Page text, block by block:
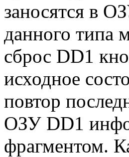
заносятся в
данного типа
сброс DD1
исходное
повтор
ОЗУ DD1
фрагментом.